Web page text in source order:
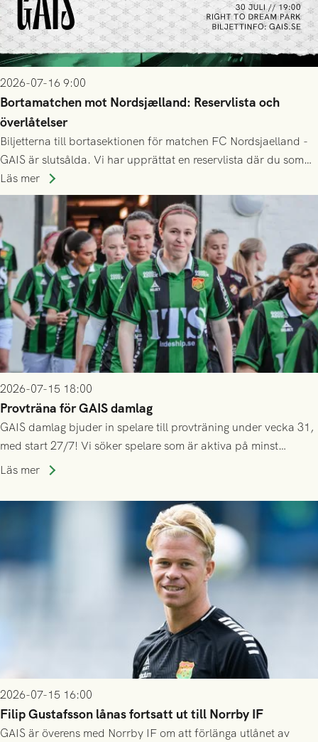
2026-07-16 9:00
Bortamatchen mot Nordsjælland: Reservlista och
överlåtelser
Biljetterna till bortasektionen för matchen FC Nordsjaelland -
GAIS är slutsålda. Vi har upprättat en reservlista där du som
ännu inte har någon biljett kan anmäla ditt intresse. Du kan
inte själv överlåta din biljett till någon annan.
Läs mer
2026-07-15 18:00
Provträna för GAIS damlag
GAIS damlag bjuder in spelare till provträning under vecka 31,
med start 27/7! Vi söker spelare som är aktiva på minst
division 3-nivå.
Läs mer
2026-07-15 16:00
Filip Gustafsson lånas fortsatt ut till Norrby IF
GAIS är överens med Norrby IF om att förlänga utlånet av